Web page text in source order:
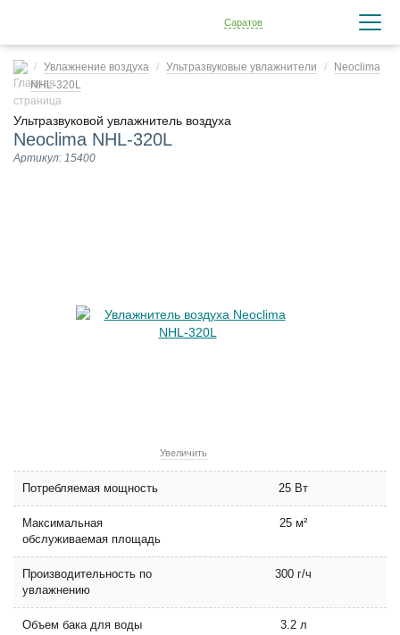
Саратов
Увлажнение воздуха Ультразвуковые увлажнители
Neoclima
NHL-320L
Ультразвуковой увлажнитель воздуха
Neoclima NHL-320L
Артикул: 15400
Увеличить
Потребляемая мощность 25 Вт
Максимальная
обслуживаемая площадь
25 м²
Производительность по
увлажнению
300 г/ч
Объем бака для воды 3.2 л